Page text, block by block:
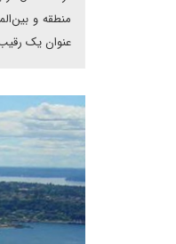
منطقه و
عنوان یک